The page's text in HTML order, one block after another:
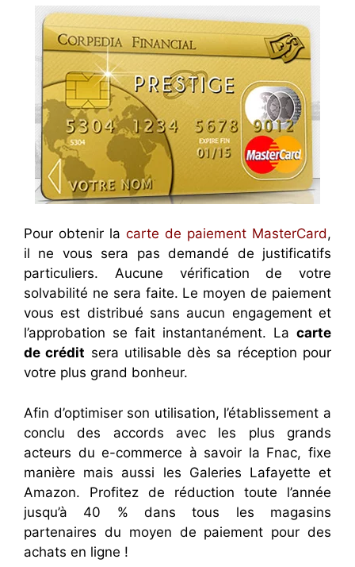
Pour obtenir la carte de paiement MasterCard,
il ne vous sera pas demandé de justificatifs
particuliers. Aucune vérification de votre
solvabilité ne sera faite. Le moyen de paiement
vous est distribué sans aucun engagement et
l’approbation se fait instantanément. La carte
de crédit sera utilisable dès sa réception pour
votre plus grand bonheur.
Afin d’optimiser son utilisation, l’établissement a
conclu des accords avec les plus grands
acteurs du e-commerce à savoir la Fnac, fixe
manière mais aussi les Galeries Lafayette et
Amazon. Profitez de réduction toute l’année
jusqu’à 40 % dans tous les magasins
partenaires du moyen de paiement pour des
achats en ligne !